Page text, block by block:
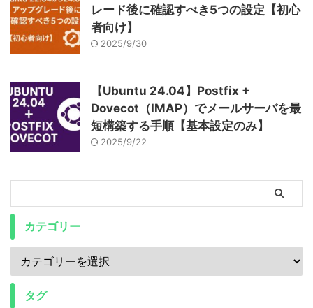
レード後に確認すべき5つの設定【初心
者向け】
2025/9/30
【Ubuntu 24.04】Postfix +
Dovecot（IMAP）でメールサーバを最
短構築する手順【基本設定のみ】
2025/9/22
カテゴリー
タグ